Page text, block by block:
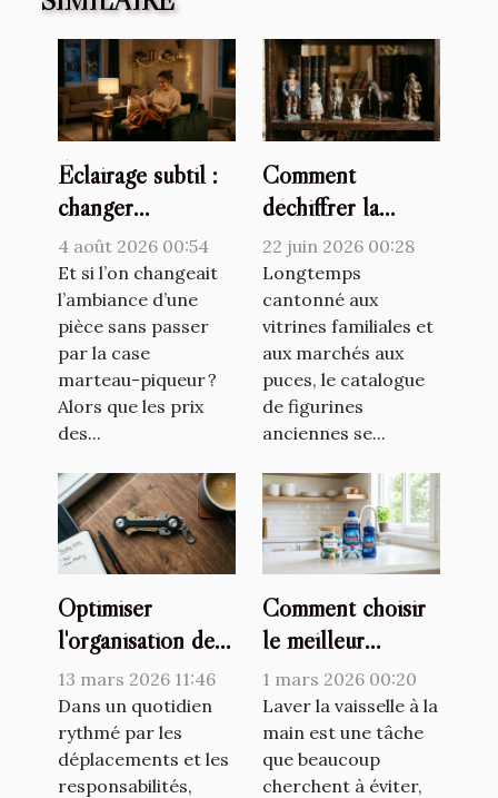
Éclairage subtil :
changer
l’atmosphère
d’une pièce sans
travaux lourds
4 août 2026 00:54
Et si l’on changeait
l’ambiance d’une
pièce sans passer
par la case
marteau-piqueur ?
Alors que les prix
des...
Comment
déchiffrer la
valeur cachée d’un
catalogue de
figurines
anciennes
22 juin 2026 00:28
Longtemps
cantonné aux
vitrines familiales et
aux marchés aux
puces, le catalogue
de figurines
anciennes se...
Optimiser
l'organisation de
ses clés avec style
et fonctionnalité
13 mars 2026 11:46
Dans un quotidien
rythmé par les
déplacements et les
responsabilités,
Comment choisir
le meilleur
détergent pour
votre lave-
vaisselle ?
1 mars 2026 00:20
Laver la vaisselle à la
main est une tâche
que beaucoup
cherchent à éviter,